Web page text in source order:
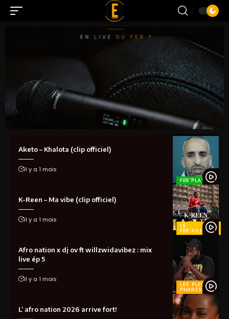
FER'PLAY
Aketo – Khalota (clip officiel)
il y a 1 mois
LE
FER'AILLEURS
K-Reen – Ma vibe (clip officiel)
il y a 1 mois
LES PLEINS
PHARES
Afro nation x dj ov ft willzwidavibez : mix
live ép 5
il y a 1 mois
L’ afro nation 2026 arrive fort!